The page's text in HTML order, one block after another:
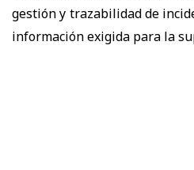
gestión y trazabilidad de
información exigida para la